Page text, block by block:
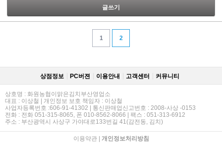
글쓰기
1 2
상점정보 PC버젼 이용안내 고객센터 커뮤니티
상호명 : 화원농협이맑은김치부산영업소
대표 : 이상철 | 개인정보 보호 책임자 : 이상철
사업자등록번호 :606-91-41302 | 통신판매업신고번호 : 2008-사상 -0153
전화 : 전화 051-315-8065, 폰 010-8562-8066 | 팩스 : 051-313-6912
주소 : 부산광역시 사상구 가야대로133번길 41(감전동, 김치)
이용약관| 개인정보처리방침